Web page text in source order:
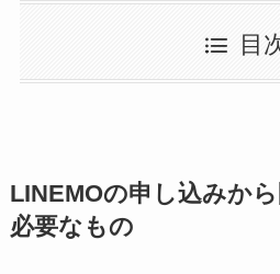
目
LINEMOの申し込みか
必要なもの